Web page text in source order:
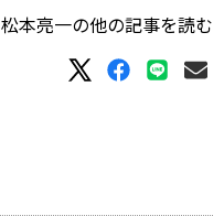
松本亮一の他の記事を読む